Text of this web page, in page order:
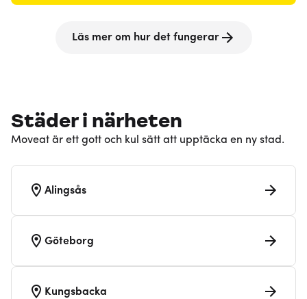
Läs mer om hur det fungerar
Städer i närheten
Moveat är ett gott och kul sätt att upptäcka en ny stad.
Alingsås
Göteborg
Kungsbacka